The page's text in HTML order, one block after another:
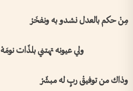
مِنْ حكم بالعدل نشدو به ونفخَرْ
ولي عيونه تهتني بلذّات نومَهْ
وذاك من توفيقْ ربٍ له مبشّرْ